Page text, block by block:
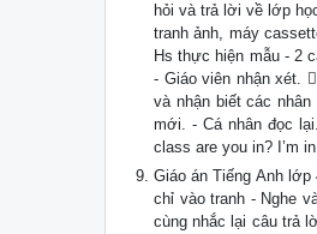
hỏi và trả lời về lớp
tranh ảnh, máy
Hs thực hiện mẫu - 2
- Giáo viên nhận xét.
và nhận biết các
mới. - Cá nhân đọc
class are you in? I’m
Giáo án Tiếng Anh
chỉ vào tranh - Nghe
cùng nhắc lại câu trả